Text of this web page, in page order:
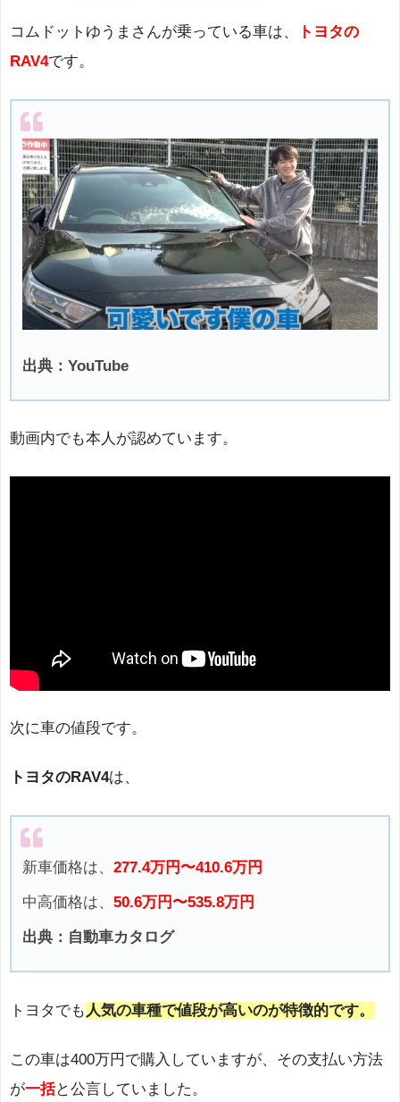
コムドットゆうまさんが乗っている車は、
トヨタの
RAV4です。
出典：YouTube
動画内でも本人が認めています。
次に車の値段です。
トヨタのRAV4は、
新車価格は、 277.4万円〜410.6万円
中高価格は、 50.6万円〜535.8万円
出典：自動車カタログ
トヨタでも 人気の車種で値段が高いのが特徴的です。
この車は400万円で購入していますが、その支払い方法
が一括と公言していました。